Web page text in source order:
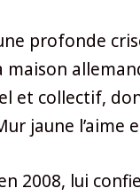
profonde
et collectif,
jaune l’aime
2008, lui